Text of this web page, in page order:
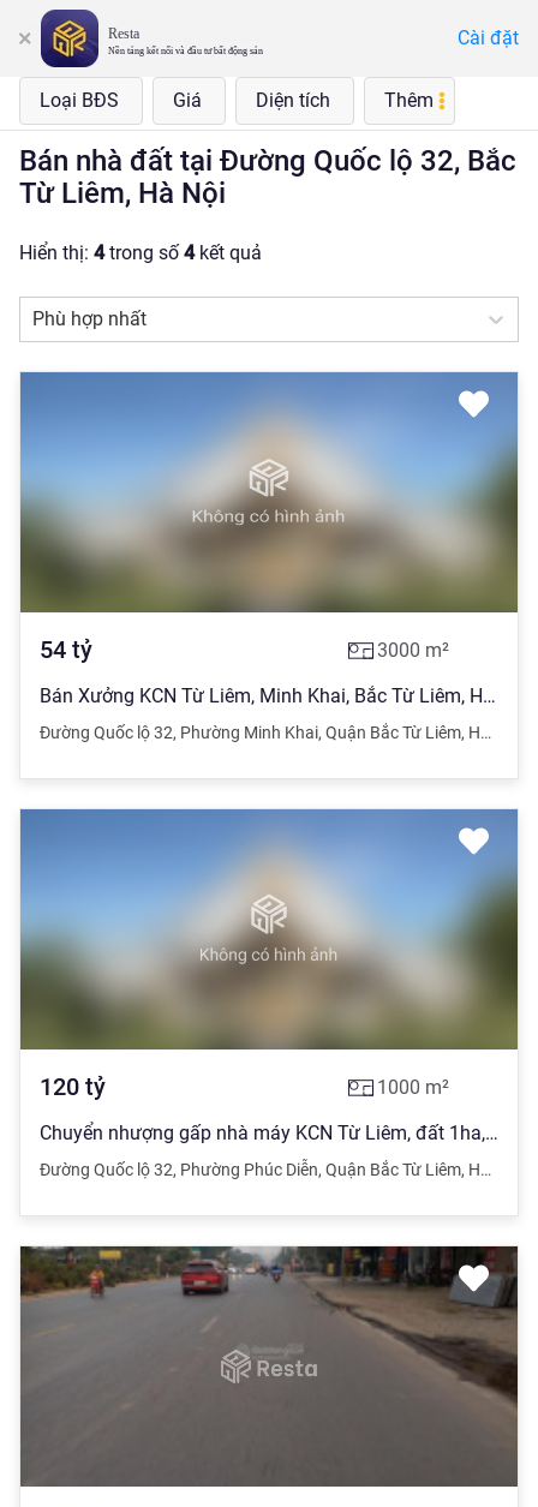
Resta
Nền tảng kết nối và đầu tư bất động sản
Cài đặt
Loại BĐS Giá Diện tích Thêm
Bán nhà đất tại Đường Quốc lộ 32, Bắc
Từ Liêm, Hà Nội
Hiển thị: 4trong số4 kết quả
Phù hợp nhất
54 tỷ 3000 m²
Bán Xưởng KCN Từ Liêm, Minh Khai, Bắc Từ Liêm, Hà Nội diện tích 3000m2
Đường Quốc lộ 32, Phường Minh Khai, Quận Bắc Từ Liêm, Hà Nội
120 tỷ 1000 m²
Chuyển nhượng gấp nhà máy KCN Từ Liêm, đất 1ha, kho xưởng 0.6ha, giá bán 120tỷ
Đường Quốc lộ 32, Phường Phúc Diễn, Quận Bắc Từ Liêm, Hà Nội